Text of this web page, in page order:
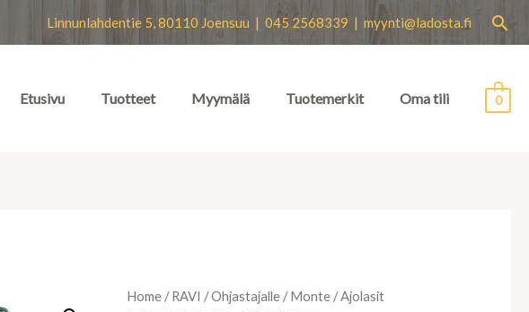
Linnunlahdentie 5, 80110 Joensuu | 045 2568339 | myynti@ladosta.fi Hae
Etusivu Tuotteet Myymälä Tuotemerkit Oma tili 0
Home/RAVI /Ohjastajalle/Monte/ Ajolasit